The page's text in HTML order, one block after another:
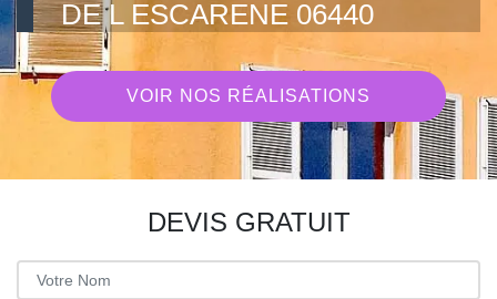
DE L ESCARENE 06440
VOIR NOS RÉALISATIONS
DEVIS GRATUIT